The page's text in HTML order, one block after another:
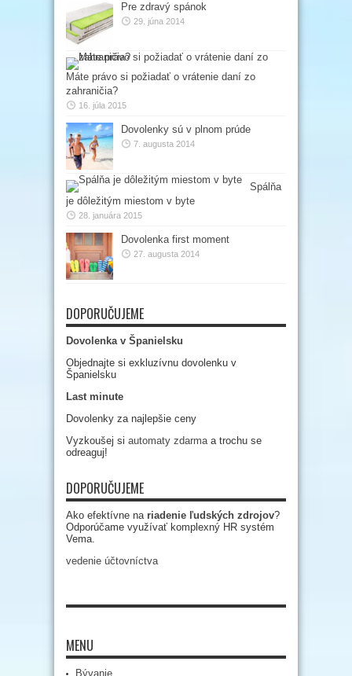
Pre zdravý spánok
29. júna 2014
Máte právo si požiadať o vrátenie daní zo
zahraničia?
16. júla 2015
Dovolenky sú v plnom prúde
7. augusta 2014
Spálňa
je dôležitým miestom v byte
28. januára 2015
Dovolenka first moment
27. augusta 2014
DOPORUČUJEME
Dovolenka v Španielsku
Objednajte si exkluzívnu dovolenku v
Španielsku
Last minute
Dovolenky za najlepšie ceny
Vyzkoušej si automaty zdarmaa trochu se
odreaguj!
DOPORUČUJEME
Ako efektívne na riadenie ľudských zdrojov?
Odporúčame využívať komplexný HR systém
Vema.
vedenie účtovníctva
MENU
Bývanie